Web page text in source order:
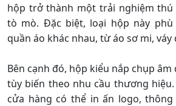
hộp trở thành một trải nghiệm
tò mò. Đặc biệt, loại hộp này
quần áo khác nhau, từ áo sơ mi, váy
Bên cạnh đó, hộp kiểu nắp chụp
tùy biến theo nhu cầu thương hiệu.
cửa hàng có thể in ấn logo,